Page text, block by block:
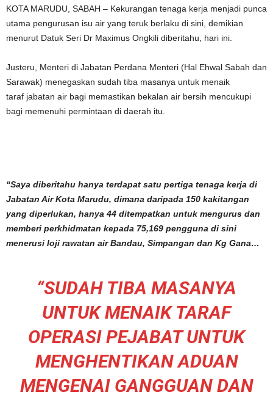
KOTA MARUDU, SABAH – Kekurangan tenaga kerja menjadi punca
utama pengurusan isu air yang teruk berlaku di sini, demikian
menurut Datuk Seri Dr Maximus Ongkili diberitahu, hari ini.
Justeru, Menteri di Jabatan Perdana Menteri (Hal Ehwal Sabah dan
Sarawak) menegaskan sudah tiba masanya untuk menaik
taraf jabatan air bagi memastikan bekalan air bersih mencukupi
bagi memenuhi permintaan di daerah itu.
“Saya diberitahu hanya terdapat satu pertiga tenaga kerja di
Jabatan Air Kota Marudu, dimana daripada 150 kakitangan
yang diperlukan, hanya 44 ditempatkan untuk mengurus dan
memberi perkhidmatan kepada 75,169 pengguna di sini
menerusi loji rawatan air Bandau, Simpangan dan Kg Gana…
“SUDAH TIBA MASANYA
UNTUK MENAIK TARAF
OPERASI PEJABAT UNTUK
MENGHENTIKAN ADUAN
MENGENAI GANGGUAN DAN